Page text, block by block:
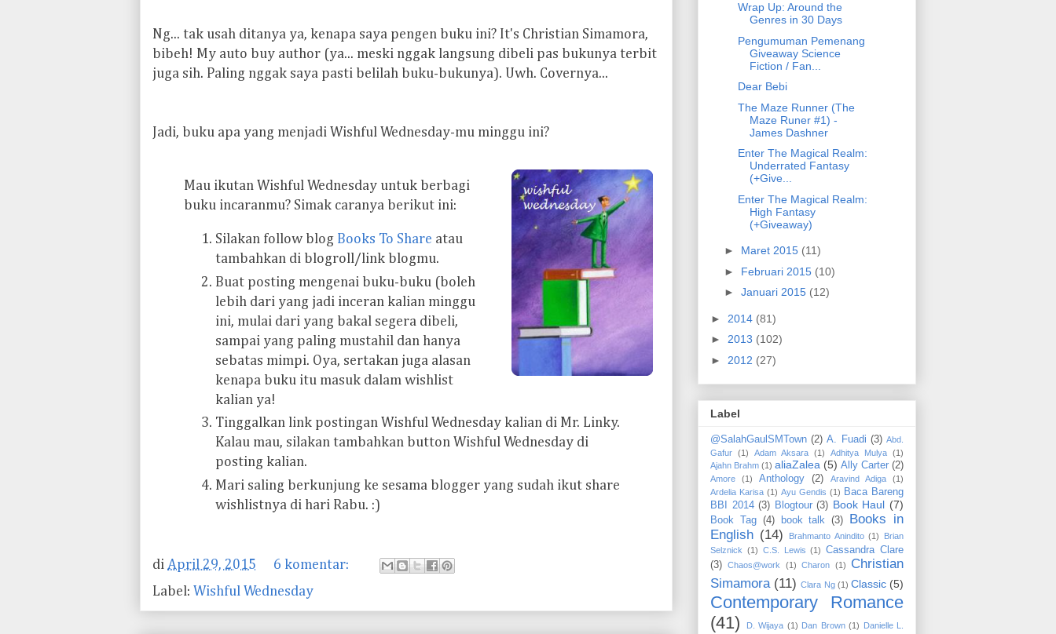
N g... tak usah ditanya ya, kenapa saya pengen buku ini? It's Christian Simamora,
bibeh! My auto buy author (ya... meski nggak langsung dibeli pas bukunya terbit
juga sih. Paling nggak saya pasti belilah buku-bukunya). Uwh. Covernya...
Jadi, buku apa yang menjadi Wishful Wednesday-mu minggu ini?
Mau ikutan Wishful Wednesday untuk berbagi
buku incaranmu? Simak caranya berikut ini:
Silakan follow blog Books To Share atau
tambahkan di blogroll/link blogmu.
Buat posting mengenai buku-buku (boleh
lebih dari yang jadi inceran kalian minggu
ini, mulai dari yang bakal segera dibeli,
sampai yang paling mustahil dan hanya
sebatas mimpi. Oya, sertakan juga alasan
kenapa buku itu masuk dalam wishlist
kalian ya!
Tinggalkan link postingan Wishful Wednesday kalian di Mr. Linky.
Kalau mau, silakan tambahkan button Wishful Wednesday di
posting kalian.
Mari saling berkunjung ke sesama blogger yang sudah ikut share
wishlistnya di hari Rabu. :)
di April 29, 2015
6 komentar:
Label: Wishful Wednesday
Wrap Up: Around the
Genres in 30 Days
Pengumuman Pemenang
Giveaway Science
Fiction / Fan...
Dear Bebi
The Maze Runner (The
Maze Runer #1) -
James Dashner
Enter The Magical Realm:
Underrated Fantasy
(+Give...
Enter The Magical Realm:
High Fantasy
(+Giveaway)
► Maret 2015 (11)
► Februari 2015 (10)
► Januari 2015 (12)
► 2014 (81)
► 2013 (102)
► 2012 (27)
Label
@SalahGaulSMTown (2) A. Fuadi (3) Abd.
Gafur (1) Adam Aksara (1) Adhitya Mulya (1)
Ajahn Brahm (1) aliaZalea (5) Ally Carter (2)
Amore (1) Anthology (2) Aravind Adiga
(1)
Ardelia Karisa (1) Ayu Gendis (1) Baca Bareng
BBI 2014 (3) Blogtour (3) Book Haul (7)
Book Tag (4) book talk (3)
Books in
English (14) Brahmanto Anindito (1)
Brian
Selznick (1) C.S. Lewis (1)
Cassandra Clare
(3)
Chaos@work (1) Charon (1)
Christian
Simamora (11) Clara Ng (1) Classic (5)
Contemporary Romance
(41)
D. Wijaya (1) Dan Brown (1) Danielle L.